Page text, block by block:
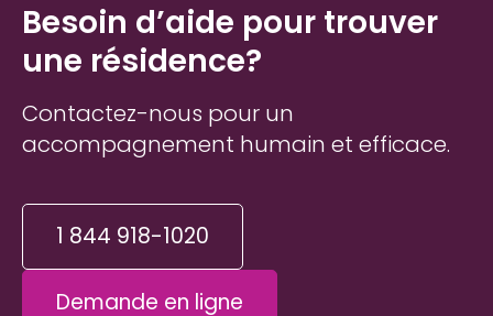
Besoin d’aide pour trouver
une résidence?
Contactez-nous pour un
accompagnement humain et efficace.
1 844 918-1020
Demande en ligne